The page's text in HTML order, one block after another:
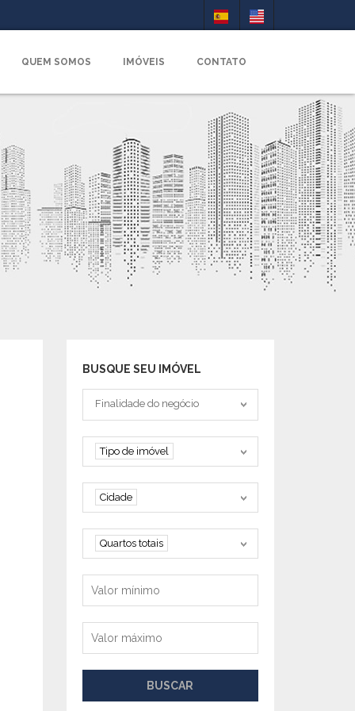
QUEM SOMOS IMÓVEIS CONTATO
OPORTUNIDADE
BUSQUE SEU IMÓVEL
Tipo negociação
Finalidade do negócio
Tipo de imóvel
Tipo de imóvel
Cidade
Cidade
Quartos
Quartos totais
Valor mínimo
Valor máximo
BUSCAR